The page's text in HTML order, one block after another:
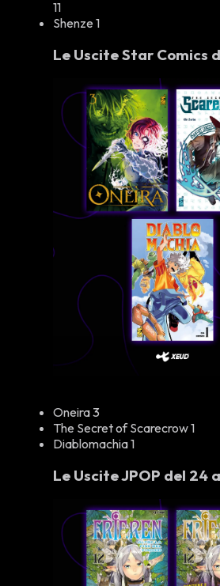
11
Shenze 1
Le Uscite Star Comics
Oneira 3
The Secret of Scarecrow 1
Diablomachia 1
Le Uscite JPOP del 24